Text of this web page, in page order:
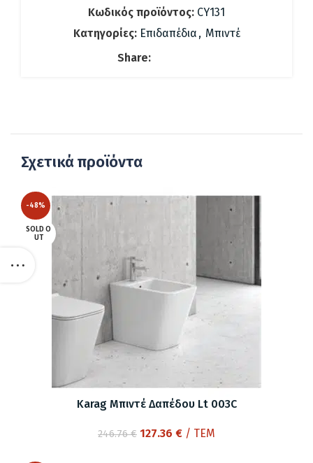
Κωδικός προϊόντος: CY131
Κατηγορίες: Επιδαπέδια , Μπιντέ
Share:
Σχετικά προϊόντα
-48%
SOLD O
UT
Karag Μπιντέ Δαπέδου Lt 003C
246.76€ Original
127.36 €Η/ ΤΕΜ